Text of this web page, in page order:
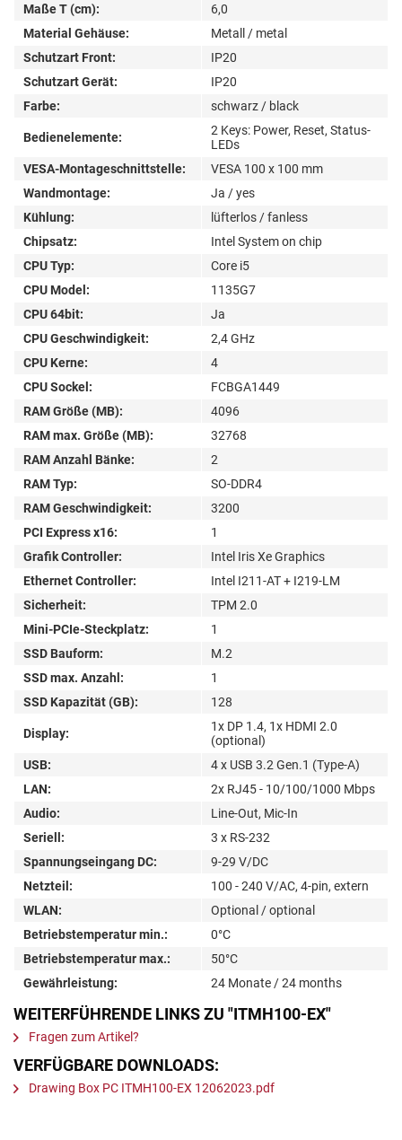
Maße T (cm):
6,0
Material Gehäuse:
Metall / metal
Schutzart Front:
IP20
Schutzart Gerät:
IP20
Farbe:
schwarz / black
Bedienelemente:
2 Keys: Power, Reset, Status-
LEDs
VESA-Montageschnittstelle:
VESA 100 x 100 mm
Wandmontage:
Ja / yes
Kühlung:
lüfterlos / fanless
Chipsatz:
Intel System on chip
CPU Typ:
Core i5
CPU Model:
1135G7
CPU 64bit:
Ja
CPU Geschwindigkeit:
2,4 GHz
CPU Kerne:
4
CPU Sockel:
FCBGA1449
RAM Größe (MB):
4096
RAM max. Größe (MB):
32768
RAM Anzahl Bänke:
2
RAM Typ:
SO-DDR4
RAM Geschwindigkeit:
3200
PCI Express x16:
1
Grafik Controller:
Intel Iris Xe Graphics
Ethernet Controller:
Intel I211-AT + I219-LM
Sicherheit:
TPM 2.0
Mini-PCIe-Steckplatz:
1
SSD Bauform:
M.2
SSD max. Anzahl:
1
SSD Kapazität (GB):
128
Display:
1x DP 1.4, 1x HDMI 2.0
(optional)
USB:
4 x USB 3.2 Gen.1 (Type-A)
LAN:
2x RJ45 - 10/100/1000 Mbps
Audio:
Line-Out, Mic-In
Seriell:
3 x RS-232
Spannungseingang DC:
9-29 V/DC
Netzteil:
100 - 240 V/AC, 4-pin, extern
WLAN:
Optional / optional
Betriebstemperatur min.:
0°C
Betriebstemperatur max.:
50°C
Gewährleistung:
24 Monate / 24 months
WEITERFÜHRENDE LINKS ZU "ITMH100-EX"
Fragen zum Artikel?
VERFÜGBARE DOWNLOADS:
Drawing Box PC ITMH100-EX 12062023.pdf